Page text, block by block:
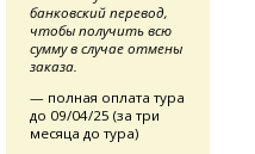
банковский перевод,
чтобы получить всю
сумму в случае отмены
заказа.
— полная оплата тура
до 09/04/25 (за три
месяца до тура)